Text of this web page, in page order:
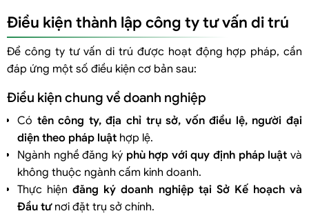
Điều kiện thành lập công ty tư vấn di trú
Để công ty tư vấn di trú được hoạt động hợp pháp, cần
đáp ứng một số điều kiện cơ bản sau:
Điều kiện chung về doanh nghiệp
Có tên công ty, địa chỉ trụ sở, vốn điều lệ, người đại
diện theo pháp luật hợp lệ.
Ngành nghề đăng ký phù hợp với quy định pháp luật và
không thuộc ngành cấm kinh doanh.
Thực hiệnđăng ký doanh nghiệp tại Sở Kế hoạch và
Đầu tưnơi đặt trụ sở chính.